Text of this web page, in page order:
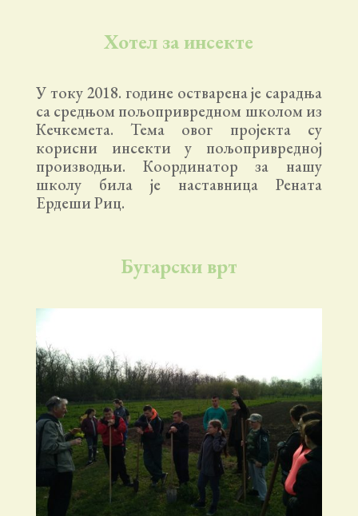
Хотел за инсекте
У току 2018. године остварена је сарадња
са средњом пољопривредном школом из
Кечкемета. Тема овог пројекта су
корисни инсекти у пољопривредној
производњи. Координатор за нашу
школу била је наставница Рената
Ердеши Риц.
Бугарски врт